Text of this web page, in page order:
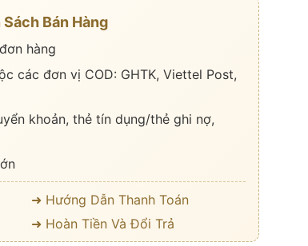
Bán Hàng
hàng
các đơn vị COD: GHTK, Viettel Post,
khoản, thẻ tín dụng/thẻ ghi nợ,
➜ Hướng Dẫn Thanh Toán
➜ Hoàn Tiền Và Đổi Trả